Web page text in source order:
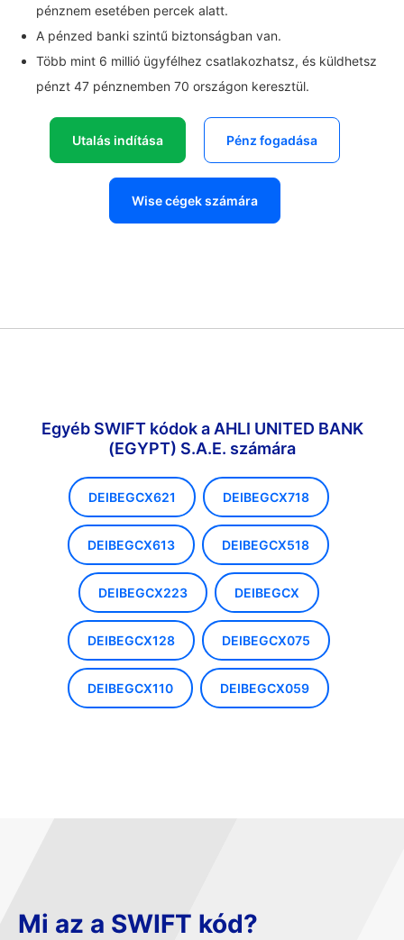
pénznem esetében percek alatt.
A pénzed banki szintű biztonságban van.
Több mint 6 millió ügyfélhez csatlakozhatsz, és küldhetsz
pénzt 47 pénznemben 70 országon keresztül.
Utalás indítása Pénz fogadása
Wise cégek számára
Egyéb SWIFT kódok a AHLI UNITED BANK
(EGYPT) S.A.E. számára
DEIBEGCX621 DEIBEGCX718
DEIBEGCX613 DEIBEGCX518
DEIBEGCX223 DEIBEGCX
DEIBEGCX128 DEIBEGCX075
DEIBEGCX110 DEIBEGCX059
Mi az a SWIFT kód?